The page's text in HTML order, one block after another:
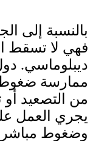
بالنسبة إلى
فهي لا تسقط
ديبلوماسي.
ممارسة ضغوط
من التصعيد أو
يجري العمل
وضغوط